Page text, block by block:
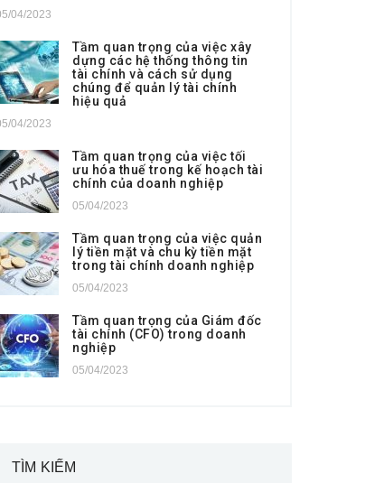
04/2023
Tầm quan trọng của việc xây
dựng các hệ thống thông tin
tài chính và cách sử dụng
chúng để quản lý tài chính
hiệu quả
04/2023
Tầm quan trọng của việc tối
ưu hóa thuế trong kế hoạch tài
chính của doanh nghiệp
05/04/2023
Tầm quan trọng của việc quản
lý tiền mặt và chu kỳ tiền mặt
trong tài chính doanh nghiệp
05/04/2023
Tầm quan trọng của Giám đốc
tài chính (CFO) trong doanh
nghiệp
05/04/2023
TÌM KIẾM